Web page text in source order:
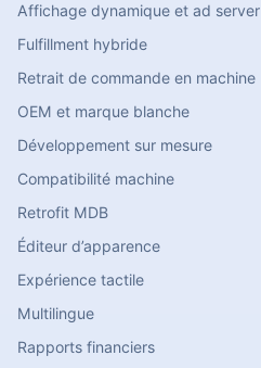
Affichage dynamique et ad server
Fulfillment hybride
Retrait de commande en machine
OEM et marque blanche
Développement sur mesure
Compatibilité machine
Retrofit MDB
Éditeur d’apparence
Expérience tactile
Multilingue
Rapports financiers